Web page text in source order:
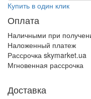
Купить в один клик
Оплата
Наличными при
Наложенный платеж
Рассрочка skymarket.ua
Мгновенная рассрочка
Доставка